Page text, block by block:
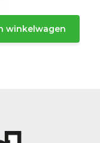
winkelwagen